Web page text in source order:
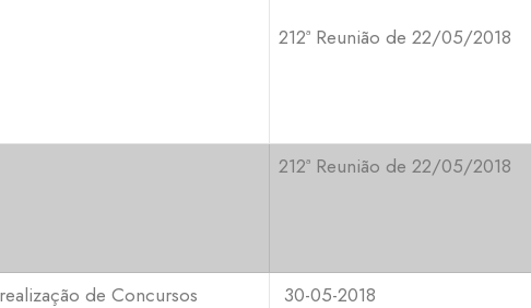
212ª Reunião de 22/05/2018
212ª Reunião de 22/05/2018
de Concursos
30-05-2018